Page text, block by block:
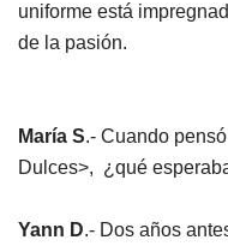
uniforme está
de la pasión.
María S.- Cuando
Dulces>, ¿qué
Yann D.- Dos años